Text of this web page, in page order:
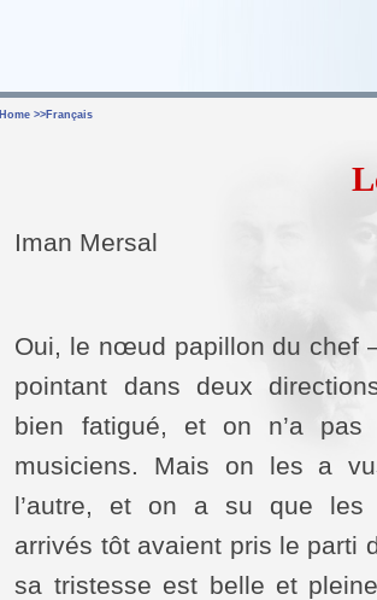
Home >> Français
Iman Mersal
Oui, le nœud papillon du chef
pointant dans deux
bien fatigué, et on n’a
musiciens. Mais on les a
l’autre, et on a su que les
arrivés tôt avaient pris le parti
sa tristesse est belle et